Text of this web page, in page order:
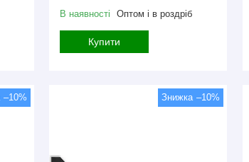
В наявності Оптом і в роздріб
Купити
–10% –10%